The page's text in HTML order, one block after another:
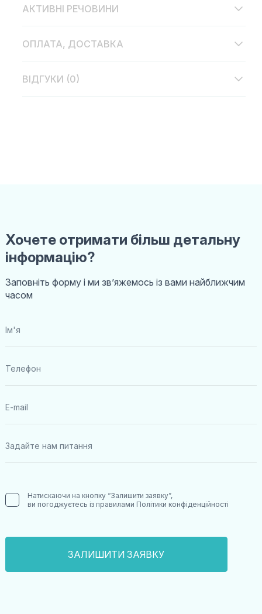
АКТИВНІ РЕЧОВИНИ
ОПЛАТА, ДОСТАВКА
ВІДГУКИ (0)
Хочете отримати більш детальну
інформацію?
Заповніть форму і ми звʼяжемось із вами найближчим
часом
Натискаючи на кнопку “Залишити заявку”,
ви погоджуєтесь із правилами Політики конфіденційності